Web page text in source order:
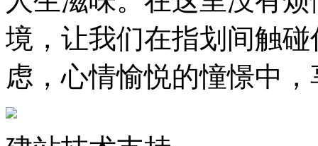
境，让我们在指划间触
虑，心情愉悦的憧憬中